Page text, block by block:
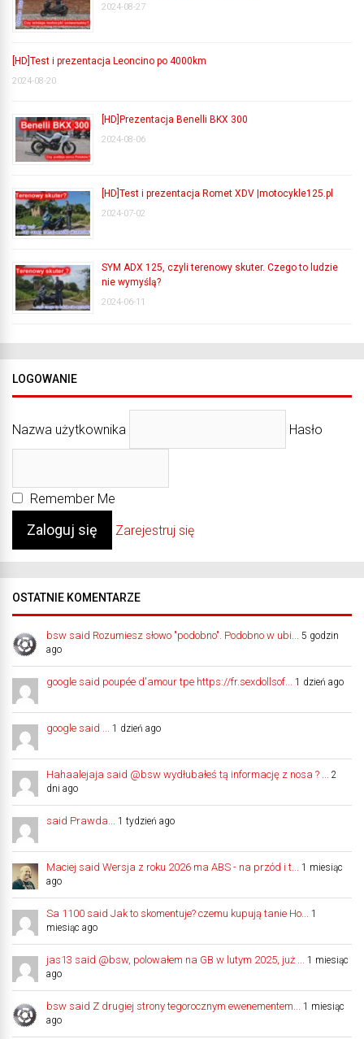
2024-08-27
[HD]Test i prezentacja Leoncino po 4000km
2024-08-20
[HD]Prezentacja Benelli BKX 300
2024-08-06
[HD]Test i prezentacja Romet XDV |motocykle125.pl
2024-07-02
SYM ADX 125, czyli terenowy skuter. Czego to ludzie
nie wymyślą?
2024-06-11
LOGOWANIE
Nazwa użytkownika Hasło
Remember Me
Zarejestruj się
OSTATNIE KOMENTARZE
bsw said Rozumiesz słowo "podobno". Podobno w ubi...
5 godzin
ago
google said poupée d'amour tpe https://fr.sexdollsof... 1 dzień ago
google said ... 1 dzień ago
Hahaalejaja said @bsw wydłubałeś tą informację z nosa ? ...
2
dni ago
said Prawda... 1 tydzień ago
Maciej said Wersja z roku 2026 ma ABS - na przód i t...
1 miesiąc
ago
Sa 1100 said Jak to skomentuje? czemu kupują tanie Ho...
1
miesiąc ago
jas13 said @bsw, polowałem na GB w lutym 2025, już ...
1 miesiąc
ago
bsw said Z drugiej strony tegorocznym ewenementem...
1 miesiąc
ago